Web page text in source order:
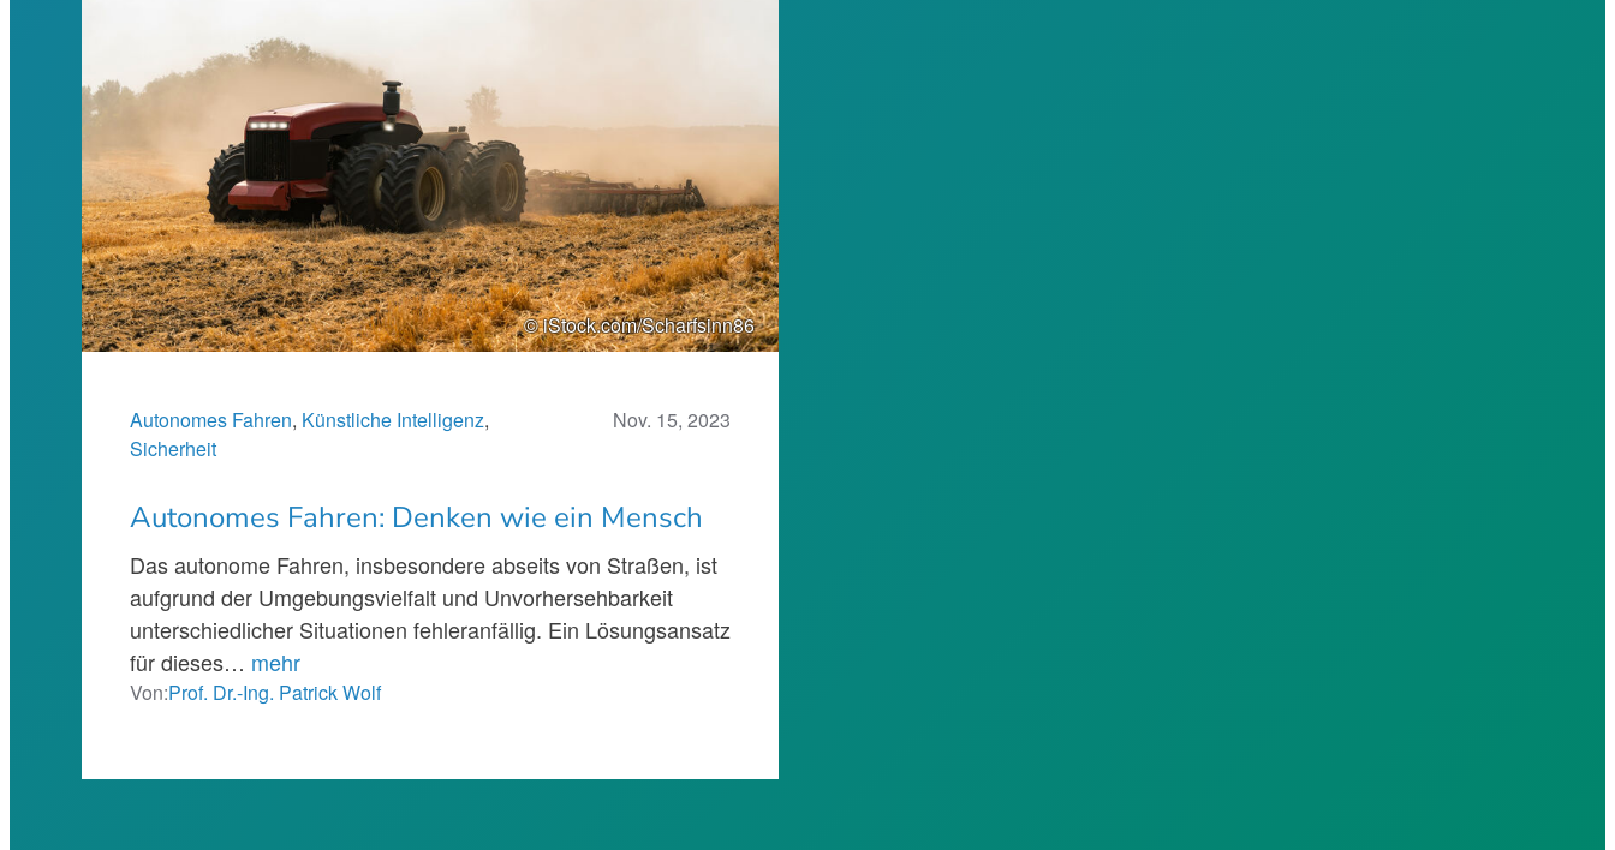
© iStock.com/Scharfsinn86
Autonomes Fahren, Künstliche Intelligenz
Sicherheit
Nov. 15, 2023
Autonomes Fahren: Denken wie ein Mensch
Das autonome Fahren, insbesondere abseits von Straßen, ist
aufgrund der Umgebungsvielfalt und Unvorhersehbarkeit
unterschiedlicher Situationen fehleranfällig. Ein Lösungsansatz
für dieses… mehr
Von:Prof. Dr.-Ing. Patrick Wolf